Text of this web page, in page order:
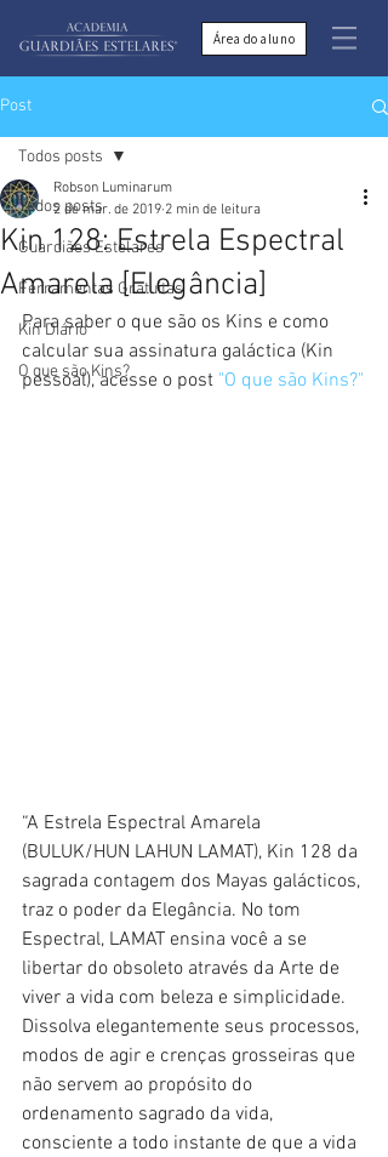
Área do aluno
Post
Todos posts
Guardiães Estelares
Ferramentas Gratuitas
Kin Diário
O que são Kins?
Todos posts
Kin 128: Estrela Espectral
Amarela [Elegância]
Robson Luminarum
2 de mar. de 2019 2 min de leitura
Para saber o que são os Kins e como
calcular sua assinatura galáctica (Kin
pessoal), acesse o post "O que são Kins?"
“A Estrela Espectral Amarela
(BULUK/HUN LAHUN LAMAT), Kin 128 da
sagrada contagem dos Mayas galácticos,
traz o poder da Elegância. No tom
Espectral, LAMAT ensina você a se
libertar do obsoleto através da Arte de
viver a vida com beleza e simplicidade.
Dissolva elegantemente seus processos,
modos de agir e crenças grosseiras que
não servem ao propósito do
ordenamento sagrado da vida,
consciente a todo instante de que a vida